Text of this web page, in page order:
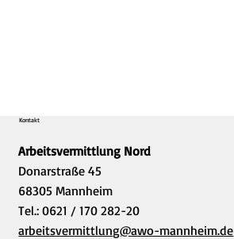
Kontakt
Arbeitsvermittlung Nord
Donarstraße 45
68305 Mannheim
Tel.: 0621 / 170 282-20
arbeitsvermittlung@awo-mannheim.de